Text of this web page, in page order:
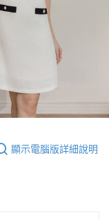
顯示電腦版詳細說明